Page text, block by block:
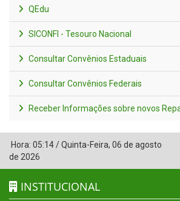
QEdu
SICONFI - Tesouro Nacional
Consultar Convênios Estaduais
Consultar Convênios Federais
Receber Informações sobre novos
Hora: 05:14/Quinta-Feira, 06 de agosto
de 2026
INSTITUCIONAL